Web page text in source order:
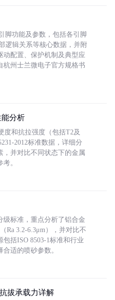
脚功能及参数，包括各引脚
逻辑关系等核心数据，并附
动配置、保护机制及典型应
杭州士兰微电子官方规格书
分析
度和抗拉强度（包括T2及
2012标准数据，详细分
，并对比不同状态下的金属
。
级标准，重点分析了铝合金
Ra 3.2-6.3μm），并对比不
括ISO 8503-1标准和行业
适的喷砂参数。
拔承载力详解